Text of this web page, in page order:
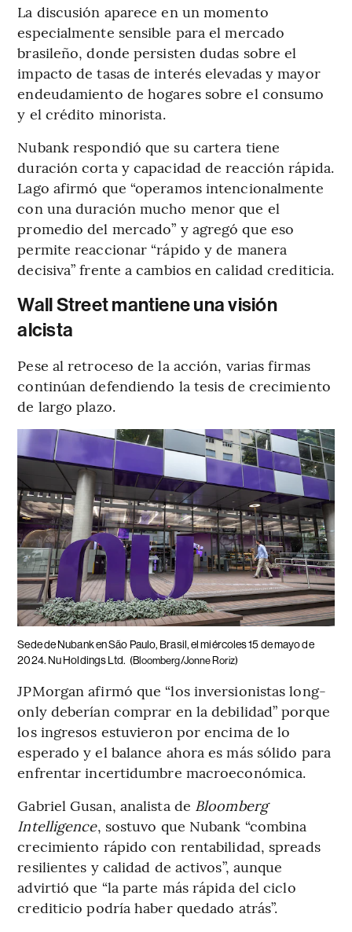
La discusión aparece en un momento
especialmente sensible para el mercado
brasileño, donde persisten dudas sobre el
impacto de tasas de interés elevadas y mayor
endeudamiento de hogares sobre el consumo
y el crédito minorista.
Nubank respondió que su cartera tiene
duración corta y capacidad de reacción rápida.
Lago afirmó que “operamos intencionalmente
con una duración mucho menor que el
promedio del mercado” y agregó que eso
permite reaccionar “rápido y de manera
decisiva” frente a cambios en calidad crediticia.
Wall Street mantiene una visión
alcista
Pese al retroceso de la acción, varias firmas
continúan defendiendo la tesis de crecimiento
de largo plazo.
Sede de Nubank en São Paulo, Brasil, el miércoles 15 de mayo de
2024. Nu Holdings Ltd. (Bloomberg/Jonne Roriz)
JPMorgan afirmó que “los inversionistas long-
only deberían comprar en la debilidad” porque
los ingresos estuvieron por encima de lo
esperado y el balance ahora es más sólido para
enfrentar incertidumbre macroeconómica.
Gabriel Gusan, analista de Bloomberg
Intelligence, sostuvo que Nubank “combina
crecimiento rápido con rentabilidad, spreads
resilientes y calidad de activos”, aunque
advirtió que “la parte más rápida del ciclo
crediticio podría haber quedado atrás”.